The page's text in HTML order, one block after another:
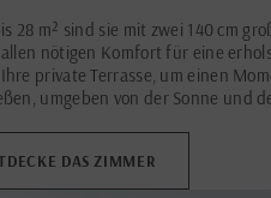
28 m² sind sie mit zwei 140 cm
nötigen Komfort für eine
private Terrasse, um einen
umgeben von der Sonne und
DAS ZIMMER